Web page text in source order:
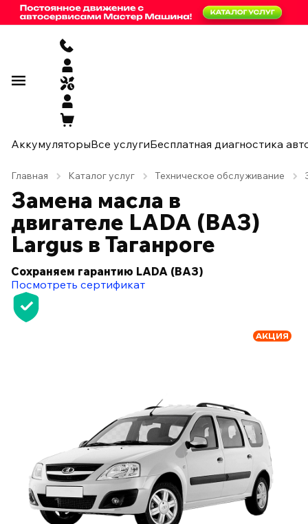
АккумуляторыВсе услугиБесплатная диагностика
Главная Каталог услуг Техническое обслуживание
Замена масла в
двигателе LADA (ВАЗ)
Largus в Таганроге
Сохраняем гарантию LADA (ВАЗ)
Посмотреть сертификат
АКЦИЯ